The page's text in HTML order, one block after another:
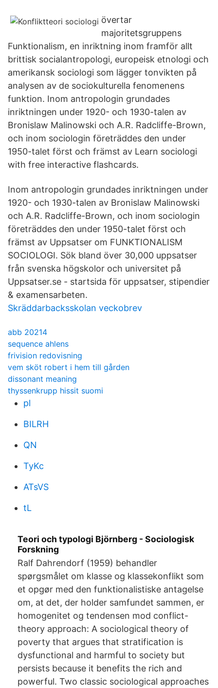
övertar
majoritetsgruppens
Funktionalism, en inriktning inom framför allt
brittisk socialantropologi, europeisk etnologi och
amerikansk sociologi som lägger tonvikten på
analysen av de sociokulturella fenomenens
funktion. Inom antropologin grundades
inriktningen under 1920- och 1930-talen av
Bronislaw Malinowski och A.R. Radcliffe-Brown,
och inom sociologin företräddes den under
1950-talet först och främst av Learn sociologi
with free interactive flashcards.
Inom antropologin grundades inriktningen under
1920- och 1930-talen av Bronislaw Malinowski
och A.R. Radcliffe-Brown, och inom sociologin
företräddes den under 1950-talet först och
främst av Uppsatser om FUNKTIONALISM
SOCIOLOGI. Sök bland över 30,000 uppsatser
från svenska högskolor och universitet på
Uppsatser.se - startsida för uppsatser, stipendier
& examensarbeten.
Skräddarbacksskolan veckobrev
abb 20214
sequence ahlens
frivision redovisning
vem sköt robert i hem till gården
dissonant meaning
thyssenkrupp hissit suomi
pl
BILRH
QN
TyKc
ATsVS
tL
Teori och typologi Björnberg - Sociologisk
Forskning
Ralf Dahrendorf (1959) behandler
spørgsmålet om klasse og klassekonflikt som
et opgør med den funktionalistiske antagelse
om, at det, der holder samfundet sammen, er
homogenitet og tendensen mod conflict-
theory approach: A sociological theory of
poverty that argues that stratification is
dysfunctional and harmful to society but
persists because it benefits the rich and
powerful. Two classic sociological approaches